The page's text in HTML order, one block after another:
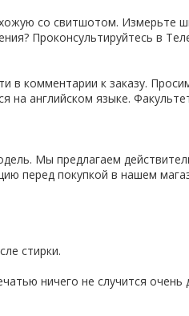
со свитшотом. Измерьте
Проконсультируйтесь в
в комментарии к заказу.
английском языке.
Мы предлагаем
перед покупкой в нашем
стирки.
ничего не случится очень